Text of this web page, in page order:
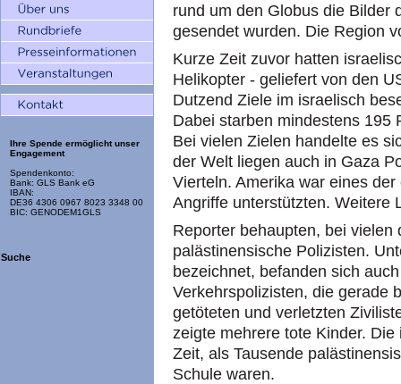
Ihre Spende ermöglicht unser
Engagement
Spendenkonto:
Bank: GLS Bank eG
IBAN:
DE36 4306 0967 8023 3348 00
BIC: GENODEM1GLS
Suche
rund um den Globus die Bilder
gesendet wurden. Die Region
Kurze Zeit zuvor hatten
Helikopter - geliefert von den
Dutzend Ziele im israelisch
Dabei starben mindestens 195
Bei vielen Zielen handelte es
der Welt liegen auch in Gaza
Vierteln. Amerika war eines
Angriffe unterstützten. Weitere
Reporter behaupten, bei vielen
palästinensische Polizisten.
bezeichnet, befanden sich
Verkehrspolizisten, die gerade
getöteten und verletzten
zeigte mehrere tote Kinder.
Zeit, als Tausende
Schule waren.